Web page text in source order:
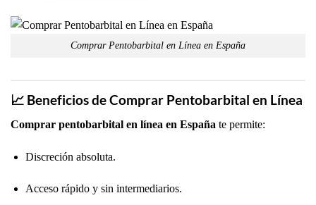
Comprar Pentobarbital en Línea en España
📈 Beneficios de Comprar Pentobarbital en Línea
Comprar pentobarbital en línea en España te permite:
Discreción absoluta.
Acceso rápido y sin intermediarios.